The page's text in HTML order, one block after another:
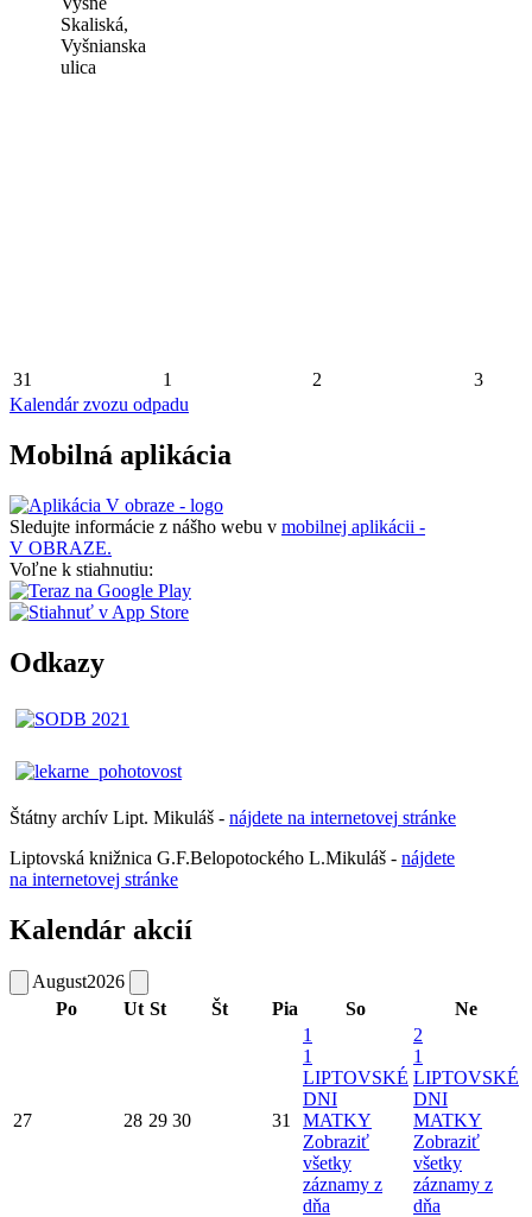
Skaliská,
Vyšnianska
ulica
31 1 2
3
Kalendár zvozu odpadu
Mobilná aplikácia
Sledujte informácie z nášho webu v mobilnej aplikácii -
V OBRAZE.
Voľne k stiahnutiu:
Odkazy
Štátny archív Lipt. Mikuláš - nájdete na internetovej stránke
Liptovská knižnica G.F.Belopotockého L.Mikuláš - nájdete
na internetovej stránke
Kalendár akcií
August2026
Po
Ut St Št Pia So Ne
27 28 29 30 31
1
1
LIPTOVSKÉ
DNI
MATKY
Zobraziť
všetky
záznamy z
dňa
2
1
LIPTOVSKÉ
DNI
MATKY
Zobraziť
všetky
záznamy z
dňa